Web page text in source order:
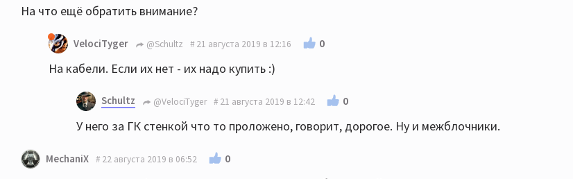
На что ещё обратить внимание?
VelociTyger @Schultz 21 августа 2019 в 12:16 0
На кабели. Если их нет - их надо купить :)
Schultz @VelociTyger 21 августа 2019 в 12:42 0
У него за ГК стенкой что то проложено, говорит, дорогое. Ну и межблочники.
MechaniX 22 августа 2019 в 06:52 0